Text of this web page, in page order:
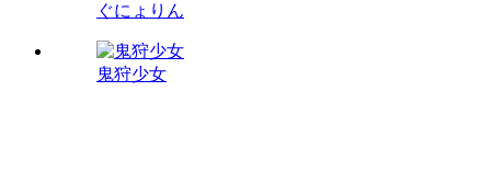
ぐにょりん
鬼狩少女